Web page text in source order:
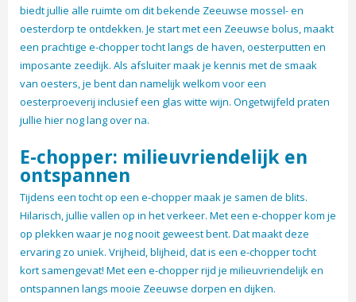
biedt jullie alle ruimte om dit bekende Zeeuwse mossel- en
oesterdorp te ontdekken. Je start met een Zeeuwse bolus, maakt
een prachtige e-chopper tocht langs de haven, oesterputten en
imposante zeedijk. Als afsluiter maak je kennis met de smaak
van oesters, je bent dan namelijk welkom voor een
oesterproeverij inclusief een glas witte wijn. Ongetwijfeld praten
jullie hier nog lang over na.
E-chopper: milieuvriendelijk en
ontspannen
Tijdens een tocht op een e-chopper maak je samen de blits.
Hilarisch, jullie vallen op in het verkeer. Met een e-chopper kom je
op plekken waar je nog nooit geweest bent. Dat maakt deze
ervaring zo uniek. Vrijheid, blijheid, dat is een e-chopper tocht
kort samengevat! Met een e-chopper rijd je milieuvriendelijk en
ontspannen langs mooie Zeeuwse dorpen en dijken.